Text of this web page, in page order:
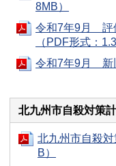
8MB）
令和7年9月 評
（PDF形式：
令和7年9月 新
北九州市自殺対策
北九州市自殺
B）